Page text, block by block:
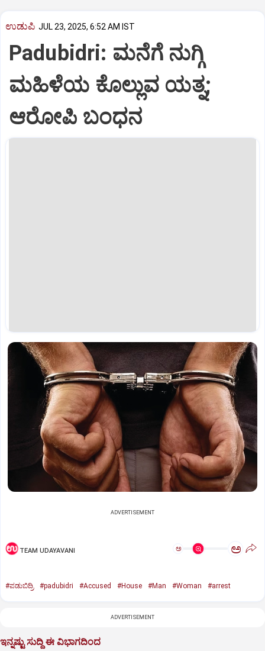
ಉಡುಪಿ JUL 23, 2025, 6:52 AM IST
Padubidri: ಮನೆಗೆ ನುಗ್ಗಿ
ಮಹಿಳೆಯ ಕೊಲ್ಲುವ ಯತ್ನ;
ಆರೋಪಿ ಬಂಧನ
ADVERTISEMENT
TEAM UDAYAVANI ಅ ಅ
#ಪಡುಬಿದ್ರಿ #padubidri #Accused #House #Man #Woman #arrest
ADVERTISEMENT
ಇನ್ನಷ್ಟು ಸುದ್ದಿ ಈ ವಿಭಾಗದಿಂದ